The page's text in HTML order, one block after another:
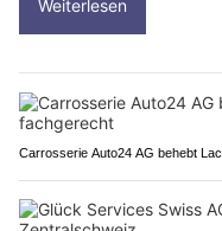
Weiterlesen
Carrosserie Auto24 AG behebt